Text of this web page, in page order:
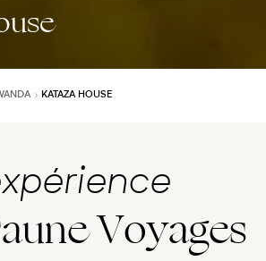
KATAZA HOUSE
Voyages